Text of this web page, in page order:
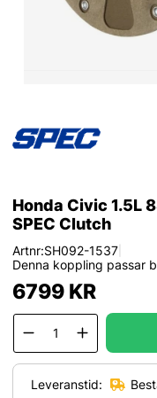
Honda Civic 1.5L
SPEC Clutch
Artnr:SH092-1537|
Denna koppling passar
6799KR
Leveranstid: